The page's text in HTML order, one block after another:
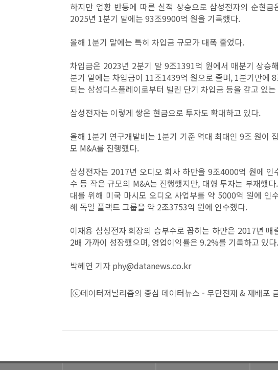
하지만 업황 반등에 따른 실적 상승으로 삼성전자의 순현
2025년 1분기 말에는 93조9900억 원을 기록했다.
올해 1분기 말에는 특히 차입금 규모가 대폭 줄었다.
차입금은 2023년 2분기 말 9조1391억 원에서 매분기 상
분기 말에는 차입금이 11조1439억 원으로 줄며, 1분기만에
되는 삼성디스플레이로부터 빌린 단기 차입금 등을 갚고 있
삼성전자는 이렇게 쌓은 현금으로 투자도 확대하고 있다.
올해 1분기 연구개발비는 1분기 기준 역대 최대인 9조 원이
모 M&A를 진행했다.
삼성전자는 2017년 오디오 회사 하만을 9조4000억 원에
수 등 작은 규모의 M&A는 진행했지만, 대형 투자는 부재했
대를 위해 미국 마시모 오디오 사업부를 약 5000억 원에 인
해 독일 플랙트 그룹을 약 2조3753억 원에 인수했다.
이재용 삼성전자 회장의 승부수로 꼽히는 하만은 2017년
2배 가까이 성장했으며, 영업이익률은 9.2%를 기록하고 있다.
박혜연 기자 phy@datanews.co.kr
[ⓒ데이터저널리즘의 중심 데이터뉴스 - 무단전재 & 재배포